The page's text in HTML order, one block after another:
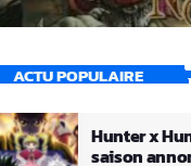
ACTU POPULAIRE
Hunter x
saison